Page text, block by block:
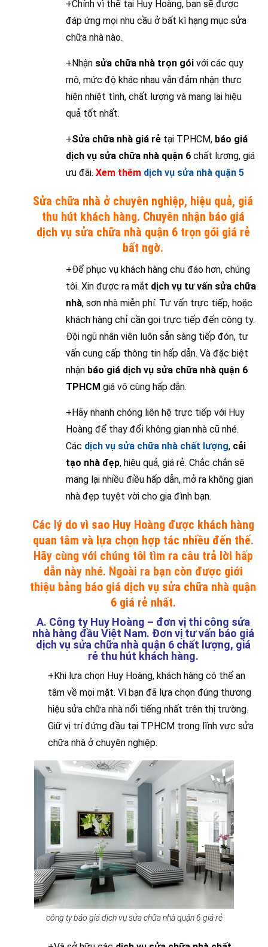
+Chính vì thế tại Huy Hoàng, bạn sẽ được
đáp ứng mọi nhu cầu ở bất kì hạng mục sửa
chữa nhà nào.
+Nhận sửa chữa nhà trọn gói với các quy
mô, mức độ khác nhau vẫn đảm nhận thực
hiện nhiệt tình, chất lượng và mang lại hiệu
quả tốt nhất.
+Sửa chữa nhà giá rẻ tại TPHCM, báo giá
dịch vụ sửa chữa nhà quận 6 chất lượng, giá
ưu đãi. Xem thêm dịch vụ sửa nhà quận 5
Sửa chữa nhà ở chuyên nghiệp, hiệu quả, giá
thu hút khách hàng. Chuyên nhận báo giá
dịch vụ sửa chữa nhà quận 6 trọn gói giá rẻ
bất ngờ.
+Để phục vụ khách hàng chu đáo hơn, chúng
tôi. Xin được ra mắt dịch vụ tư vấn sửa chữa
nhà, sơn nhà miễn phí. Tư vấn trực tiếp, hoặc
khách hàng chỉ cần gọi trực tiếp đến công ty.
Đội ngũ nhân viên luôn sẵn sàng tiếp đón, tư
vấn cung cấp thông tin hấp dẫn. Và đặc biệt
nhận báo giá dịch vụ sửa chữa nhà quận 6
TPHCM giá vô cùng hấp dẫn.
+Hãy nhanh chóng liên hệ trực tiếp với Huy
Hoàng để thay đổi không gian nhà cũ nhé.
Các dịch vụ sửa chữa nhà chất lượng, cải
tạo nhà đẹp, hiệu quả, giá rẻ. Chắc chắn sẽ
mang lại nhiều điều hấp dẫn, mở ra không gian
nhà đẹp tuyệt vời cho gia đình bạn.
Các lý do vì sao Huy Hoàng được khách hàng
quan tâm và lựa chọn hợp tác nhiều đến thế.
Hãy cùng với chúng tôi tìm ra câu trả lời hấp
dẫn này nhé. Ngoài ra bạn còn được giới
thiệu bảng báo giá dịch vụ sửa chữa nhà quận
6 giá rẻ nhất.
A. Công ty Huy Hoàng – đơn vị thi công sửa
nhà hàng đầu Việt Nam. Đơn vị tư vấn báo giá
dịch vụ sửa chữa nhà quận 6 chất lượng, giá
rẻ thu hút khách hàng.
+Khi lựa chọn Huy Hoàng, khách hàng có thể an
tâm về mọi mặt. Vì bạn đã lựa chọn đúng thương
hiệu sửa chữa nhà nổi tiếng nhất trên thị trường.
Giữ vị trí đứng đầu tại TPHCM trong lĩnh vực sửa
chữa nhà ở chuyên nghiệp.
công ty báo giá dịch vụ sửa chữa nhà quận 6 giá rẻ